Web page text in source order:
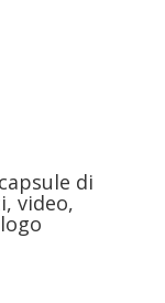
di
video,